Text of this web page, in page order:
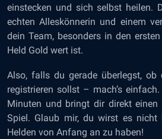
einstecken und sich selbst heilen.
echten Alleskönnerin und einem
dein Team, besonders in den
Held Gold wert ist.
Also, falls du gerade überlegst,
registrieren sollst – mach’s
Minuten und bringt dir direkt einen
Spiel. Glaub mir, du wirst es nicht
Helden von Anfang an zu haben!